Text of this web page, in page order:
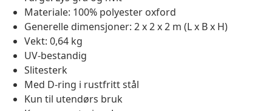
Materiale: 100% polyester oxford
Generelle dimensjoner: 2 x 2 x 2 m (L x B x H)
Vekt: 0,64 kg
UV-bestandig
Slitesterk
Med D-ring i rustfritt stål
Kun til utendørs bruk